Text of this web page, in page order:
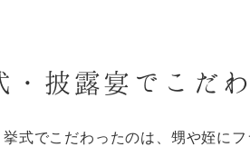
・披露宴でこだ
挙式でこだわったのは、甥や姪に